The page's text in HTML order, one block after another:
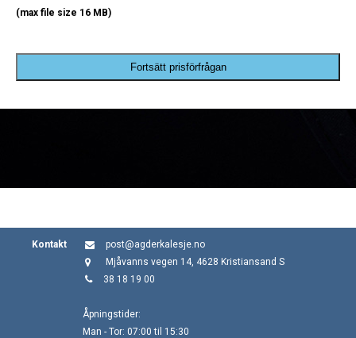
(max file size 16 MB)
Fortsätt prisförfrågan
Kontakt
post@agderkalesje.no
Mjåvanns vegen 14, 4628 Kristiansand S
38 18 19 00
Åpningstider:
Man - Tor: 07:00 til 15:30